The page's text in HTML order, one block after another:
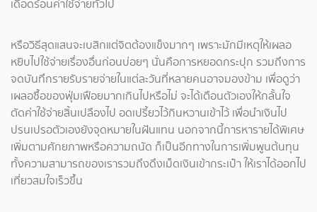
เดือดร้อนค่าใช้จ่ายทั่วไป
หรือวิธีสุดแสนจะเบสิกแต่จิตต้องแข็งมากๆ เพราะมักมีเหตุให้เผลอ
หยิบไปใช้จ่ายเรื่องอื่นก่อนบ่อยๆ นั่นคือการหยอดกระปุก รวมถึงการ
จดบันทึกรายรับรายจ่ายในแต่ละวันที่หลายคนอาจมองข้าม เพื่อดูว่า
เผลอซื้อของฟุ่มเฟือยมากเกินไปหรือไม่ จะได้เตือนตัวเองให้กลั้นใจ
ตัดค่าใช้จ่ายสิ้นเปลืองไป อดเปรี้ยวไว้กินหวานเข้าไว้ เพื่อนำเงินไป
ปรนเปรอตัวเองยังจุดหมายในฝันแทน นอกจากนี้การหารายได้พิเศษ
เพิ่มตามศักยภาพหรือความถนัด ก็เป็นอีกทางในการเพิ่มพูนต้นทุน
ทั้งความสามารถของเรารวมถึงดึงเม็ดเงินเข้ากระเป๋า ให้เราได้ออกไป
เที่ยวสมใจเร็วขึ้น